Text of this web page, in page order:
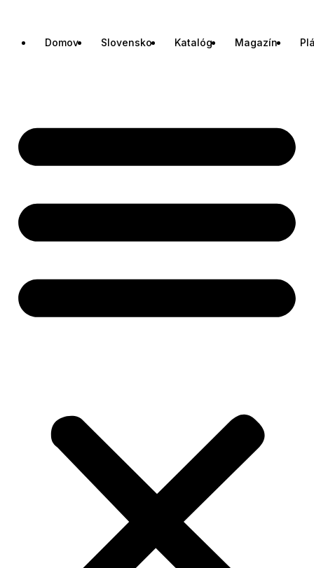
Domov Slovensko Katalóg Magazín